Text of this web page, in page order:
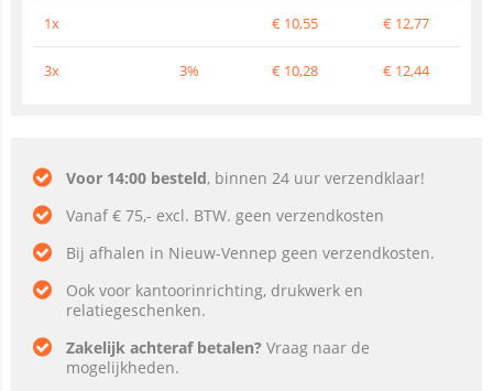
1x € 10,55 € 12,77
3x 3% € 10,28 € 12,44
Voor 14:00 besteld, binnen 24 uur verzendklaar!
Vanaf € 75,- excl. BTW. geen verzendkosten
Bij afhalen in Nieuw-Vennep geen verzendkosten.
Ook voor kantoorinrichting, drukwerk en
relatiegeschenken.
Zakelijk achteraf betalen? Vraag naar de
mogelijkheden.